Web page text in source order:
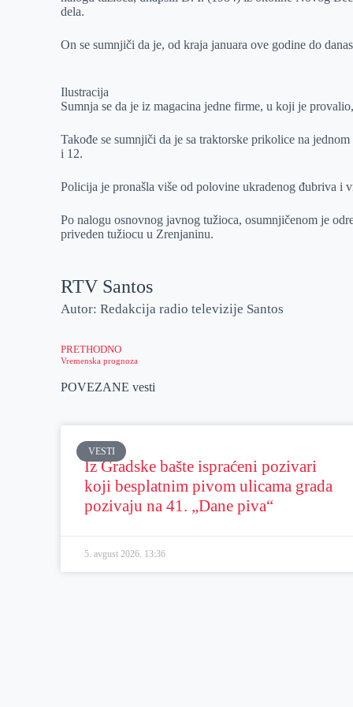
r
n
A
p
i
dela.
On se sumnjiči da je, od kraja januara ove godine do
Ilustracija
Sumnja se da je iz magacina jedne firme, u koji je
Takođe se sumnjiči da je sa traktorske prikolice na
i 12.
Policija je pronašla više od polovine ukradenog đubriva i
Po nalogu osnovnog javnog tužioca, osumnjičenom je
priveden tužiocu u Zrenjaninu.
RTV Santos
Autor: Redakcija radio televizije Santos
PRETHODNO
Vremenska prognoza
POVEZANE vesti
VESTI
Iz Gradske bašte ispraćeni pozivari
koji besplatnim pivom ulicama grada
pozivaju na 41. „Dane piva“
5. avgust 2026. 13:36